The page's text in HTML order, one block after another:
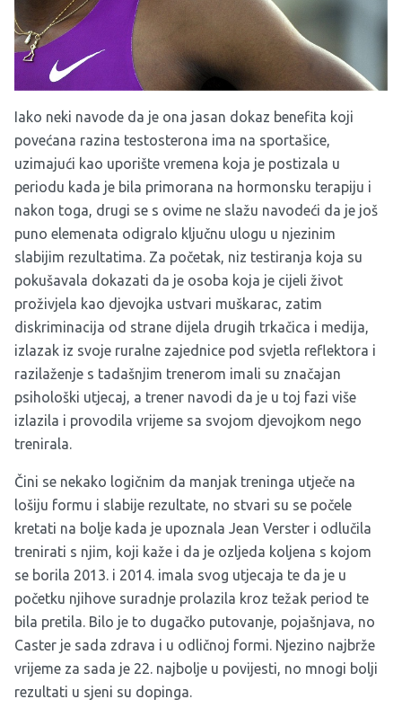
Iako neki navode da je ona jasan dokaz benefita koji
povećana razina testosterona ima na sportašice,
uzimajući kao uporište vremena koja je postizala u
periodu kada je bila primorana na hormonsku terapiju i
nakon toga, drugi se s ovime ne slažu navodeći da je još
puno elemenata odigralo ključnu ulogu u njezinim
slabijim rezultatima. Za početak, niz testiranja koja su
pokušavala dokazati da je osoba koja je cijeli život
proživjela kao djevojka ustvari muškarac, zatim
diskriminacija od strane dijela drugih trkačica i medija,
izlazak iz svoje ruralne zajednice pod svjetla reflektora i
razilaženje s tadašnjim trenerom imali su značajan
psihološki utjecaj, a trener navodi da je u toj fazi više
izlazila i provodila vrijeme sa svojom djevojkom nego
trenirala.
Čini se nekako logičnim da manjak treninga utječe na
lošiju formu i slabije rezultate, no stvari su se počele
kretati na bolje kada je upoznala Jean Verster i odlučila
trenirati s njim, koji kaže i da je ozljeda koljena s kojom
se borila 2013. i 2014. imala svog utjecaja te da je u
početku njihove suradnje prolazila kroz težak period te
bila pretila. Bilo je to dugačko putovanje, pojašnjava, no
Caster je sada zdrava i u odličnoj formi. Njezino najbrže
vrijeme za sada je 22. najbolje u povijesti, no mnogi bolji
rezultati u sjeni su dopinga.